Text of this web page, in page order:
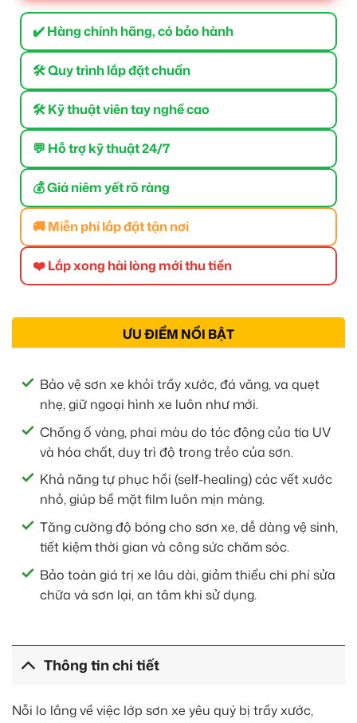
✔️ Hàng chính hãng, có bảo hành
🛠 Quy trình lắp đặt chuẩn
🛠 Kỹ thuật viên tay nghề cao
💬 Hỗ trợ kỹ thuật 24/7
💰 Giá niêm yết rõ ràng
🚚 Miễn phí lắp đặt tận nơi
❤️ Lắp xong hài lòng mới thu tiền
ƯU ĐIỂM NỔI BẬT
Bảo vệ sơn xe khỏi trầy xước, đá văng, va quẹt
nhẹ, giữ ngoại hình xe luôn như mới.
Chống ố vàng, phai màu do tác động của tia UV
và hóa chất, duy trì độ trong trẻo của sơn.
Khả năng tự phục hồi (self-healing) các vết xước
nhỏ, giúp bề mặt film luôn mịn màng.
Tăng cường độ bóng cho sơn xe, dễ dàng vệ sinh,
tiết kiệm thời gian và công sức chăm sóc.
Bảo toàn giá trị xe lâu dài, giảm thiểu chi phí sửa
chữa và sơn lại, an tâm khi sử dụng.
Thông tin chi tiết
Nỗi lo lắng về việc lớp sơn xe yêu quý bị trầy xước,